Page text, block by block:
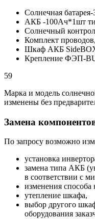
Солнечная
АКБ -100Aч*1шт
Солнечный
Комплект проводов,
Шкаф АКБ
Крепление ФЭП-
59
Марка и модель
изменены без
Замена
По запросу возможно
установка
замена типа АКБ
в соответствии с
изменения способа
утепление шкафа,
выбор другого
оборудования